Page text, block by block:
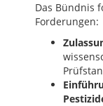
Das Bündnis
Forderungen: